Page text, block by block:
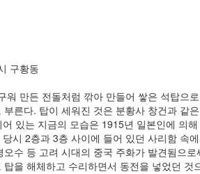
구황동
워 만든 전돌처럼 깎아 만들어 쌓은 석탑으
부른다. 탑이 세워진 것은 분황사 창건과 같
있는 지금의 모습은 1915년 일본인에 의
시 2층과 3층 사이에 들어 있던 사리함 속
수 등 고려 시대의 중국 주화가 발견됨으
을 해체하고 수리하면서 동전을 넣었던 것